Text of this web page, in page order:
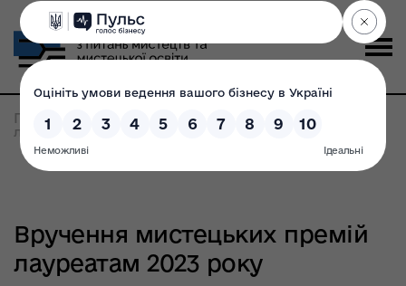
Головна
Вручення мистецьких премій
лауреатам 2023 року
Вручення мистецьких премій
лауреатам 2023 року